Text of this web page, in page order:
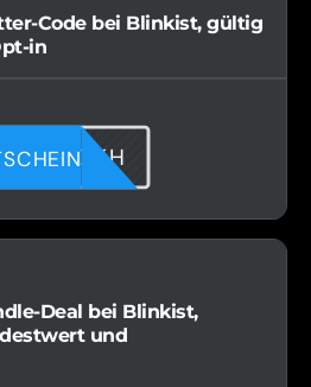
Code bei Blinkist, gültig
in
Deal bei Blinkist,
und